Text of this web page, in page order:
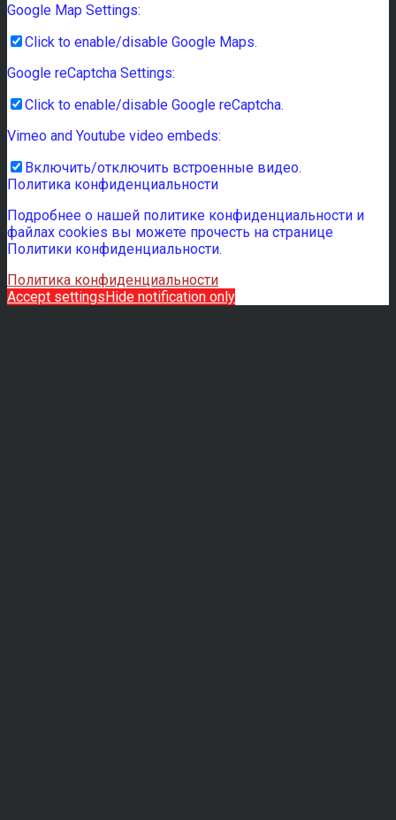
Google Map Settings:
Click to enable/disable Google Maps.
Google reCaptcha Settings:
Click to enable/disable Google reCaptcha.
Vimeo and Youtube video embeds:
Включить/отключить встроенные видео.
Политика конфиденциальности
Подробнее о нашей политике конфиденциальности и
файлах cookies вы можете прочесть на странице
Политики конфиденциальности.
Политика конфиденциальности
Accept settingsHide notification only